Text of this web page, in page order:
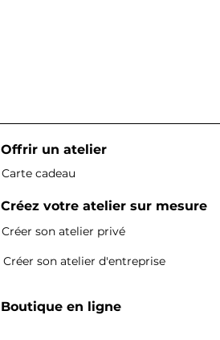
Offrir un atelier
Carte cadeau
Créez votre atelier sur mesure
Créer son atelier privé
Créer son atelier d'entreprise
Boutique en ligne